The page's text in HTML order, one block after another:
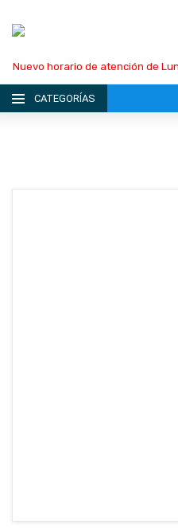
Nuevo horario de atención de
CATEGORÍAS